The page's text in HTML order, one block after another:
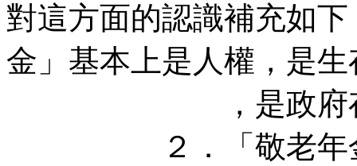
對這方面的認識補
金」基本上是人權，是
，是政府存在的
２．「敬老年金」